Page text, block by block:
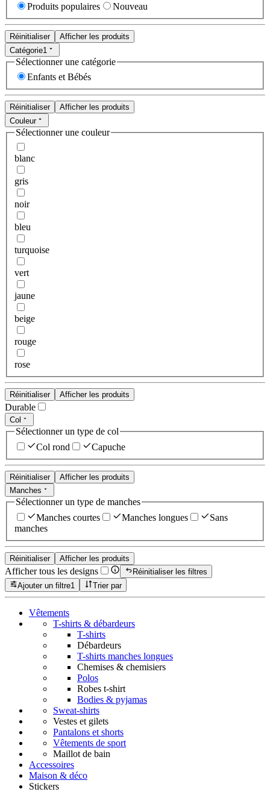
Produits populaires Nouveau
Réinitialiser
Afficher les produits
Catégorie1
Sélectionner une catégorie
Enfants et Bébés
Réinitialiser
Afficher les produits
Couleur
Sélectionner une couleur
blanc
gris
noir
bleu
turquoise
vert
jaune
beige
rouge
rose
Réinitialiser Afficher les produits
Durable
Col
Sélectionner un type de col
Col rond
Capuche
Réinitialiser
Afficher les produits
Manches
Sélectionner un type de manches
Manches courtes
Manches longues
Sans
manches
Réinitialiser Afficher les produits
Afficher tous les designs
Réinitialiser les filtres
Ajouter un filtre1 Trier par
Vêtements
T-shirts & débardeurs
T-shirts
Débardeurs
T-shirts manches longues
Chemises & chemisiers
Polos
Robes t-shirt
Bodies & pyjamas
Sweat-shirts
Vestes et gilets
Pantalons et shorts
Vêtements de sport
Maillot de bain
Accessoires
Maison & déco
Stickers